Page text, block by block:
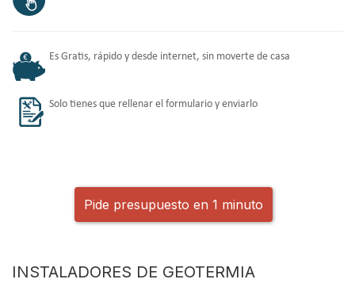
Es Gratis, rápido y desde internet, sin moverte de casa
Solo tienes que rellenar el formulario y enviarlo
Pide presupuesto en 1 minuto
INSTALADORES DE GEOTERMIA